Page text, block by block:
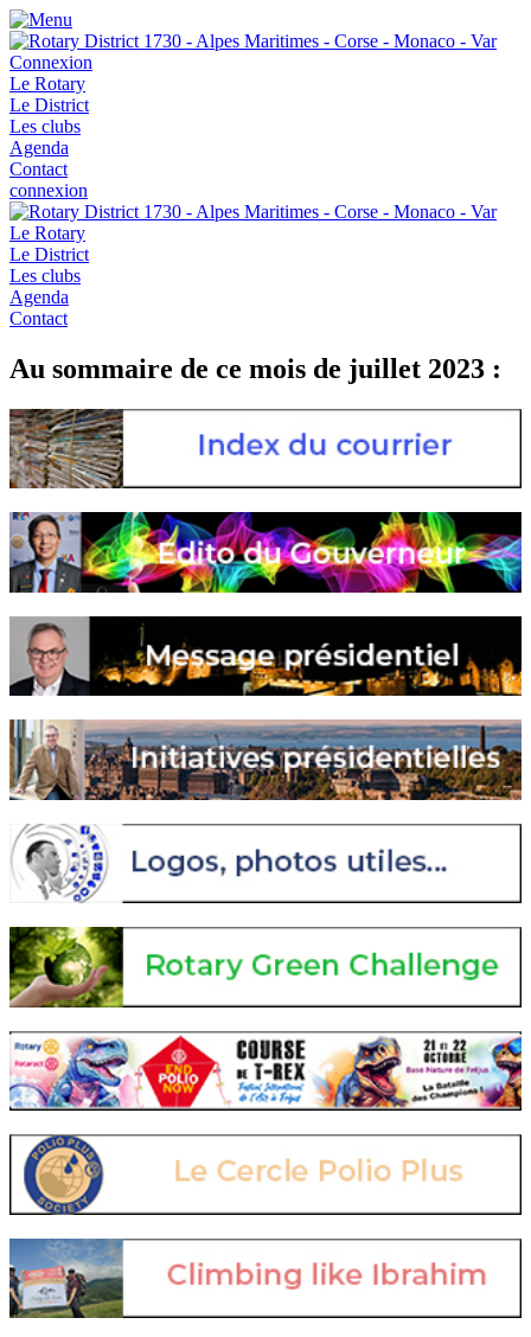
Connexion
Le Rotary
Le District
Les clubs
Agenda
Contact
connexion
Le Rotary
Le District
Les clubs
Agenda
Contact
Au sommaire de ce mois de juillet 2023 :